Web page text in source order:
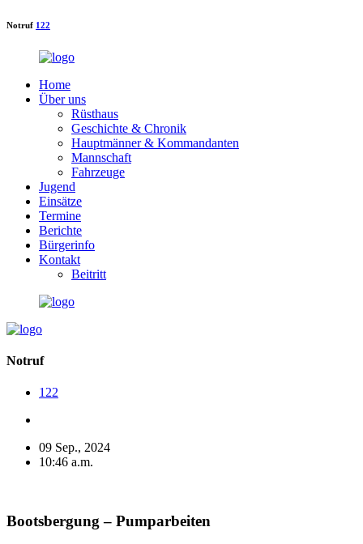
Notruf 122
Home
Über uns
Rüsthaus
Geschichte & Chronik
Hauptmänner & Kommandanten
Mannschaft
Fahrzeuge
Jugend
Einsätze
Termine
Berichte
Bürgerinfo
Kontakt
Beitritt
Notruf
122
09 Sep., 2024
10:46 a.m.
Bootsbergung – Pumparbeiten